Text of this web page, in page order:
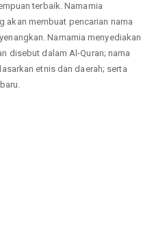
terbaik. Namamia
akan membuat pencarian nama
Namamia menyediakan
disebut dalam Al-Quran; nama
etnis dan daerah; serta